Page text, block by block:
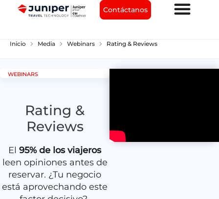
Contáctanos
Inicio chevron_right Media chevron_right Webinars chevron_right Rating & Reviews
WEBINARS
Rating &
Reviews
El 95% de los viajeros
leen opiniones antes de
reservar. ¿Tu negocio
está aprovechando este